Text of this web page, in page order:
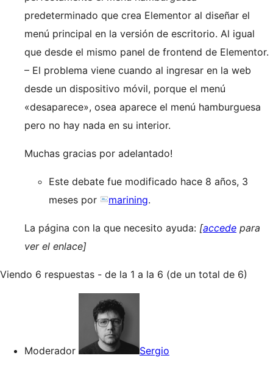
predeterminado que crea Elementor al diseñar el
menú principal en la versión de escritorio. Al igual
que desde el mismo panel de frontend de Elementor.
– El problema viene cuando al ingresar en la web
desde un dispositivo móvil, porque el menú
«desaparece», osea aparece el menú hamburguesa
pero no hay nada en su interior.
Muchas gracias por adelantado!
Este debate fue modificado hace 8 años, 3
meses por
marining.
La página con la que necesito ayuda: [accede para
ver el enlace]
Viendo 6 respuestas - de la 1 a la 6 (de un total de 6)
Moderador Sergio